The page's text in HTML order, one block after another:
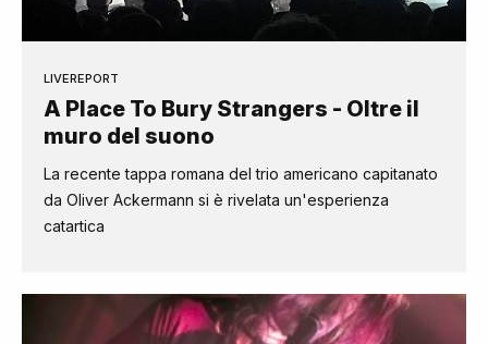
LIVEREPORT
A Place To Bury Strangers - Oltre il
muro del suono
La recente tappa romana del trio americano capitanato
da Oliver Ackermann si è rivelata un'esperienza
catartica